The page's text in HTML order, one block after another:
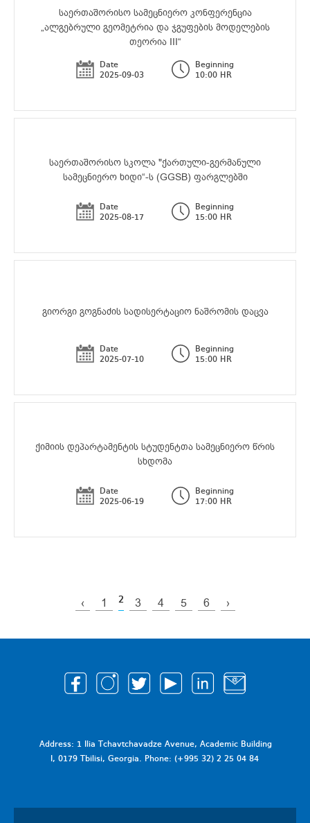
საერთაშორისო სამეცნიერო კონფერენცია
„ალგებრული გეომეტრია და ჯგუფების მოდელების
თეორია III“
Date
2025-09-03
Beginning
10:00 HR
საერთაშორისო სკოლა "ქართული-გერმანული
სამეცნიერო ხიდი“-ს (GGSB) ფარგლებში
Date
2025-08-17
Beginning
15:00 HR
გიორგი გოგნაძის სადისერტაციო ნაშრომის დაცვა
Date
2025-07-10
Beginning
15:00 HR
ქიმიის დეპარტამენტის სტუდენტთა სამეცნიერო წრის
სხდომა
Date
2025-06-19
Beginning
17:00 HR
‹ 1 2 3 4 5 6 ›
Address: 1 Ilia Tchavtchavadze Avenue, Academic Building
I, 0179 Tbilisi, Georgia. Phone: (+995 32) 2 25 04 84